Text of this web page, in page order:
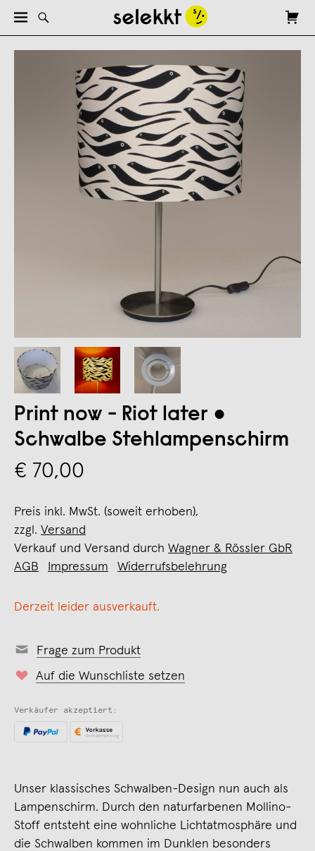
Print now - Riot later ●
Schwalbe Stehlampenschirm
€ 70,00
Preis inkl. MwSt. (soweit erhoben),
zzgl. Versand
Verkauf und Versand durch Wagner & Rössler GbR
AGB
Impressum Widerrufsbelehrung
Derzeit leider ausverkauft.
Frage zum Produkt
Auf die Wunschliste setzen
Verkäufer akzeptiert:
Unser klassisches Schwalben-Design nun auch als
Lampenschirm. Durch den naturfarbenen Mollino-
Stoff entsteht eine wohnliche Lichtatmosphäre und
die Schwalben kommen im Dunklen besonders